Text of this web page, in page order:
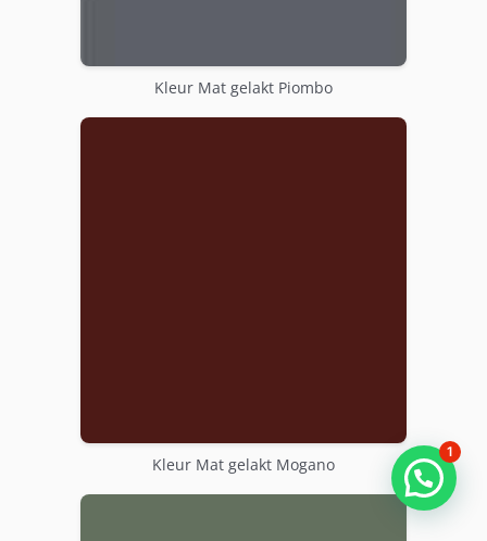
Kleur Mat gelakt Piombo
Kleur Mat gelakt Mogano
1